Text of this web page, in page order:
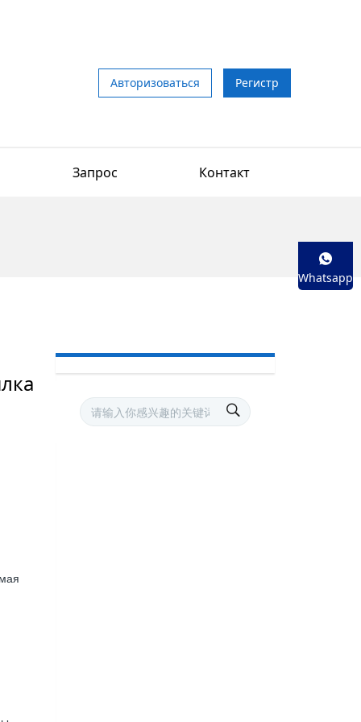
Авторизоваться Регистр
Запрос Контакт
Whatsapp